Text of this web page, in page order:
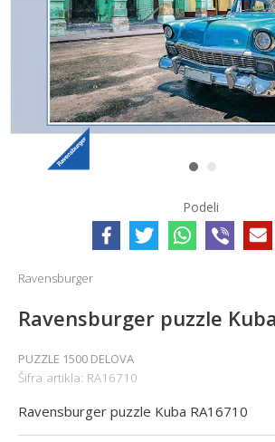
1 2
Podeli
Ravensburger
Ravensburger puzzle
PUZZLE 1500 DELOVA
Šifra artikla: RA16710
Ravensburger puzzle Kuba RA16710